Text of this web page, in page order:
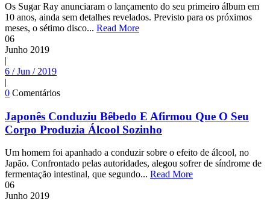
Os Sugar Ray anunciaram o lançamento do seu primeiro álbum em
10 anos, ainda sem detalhes revelados. Previsto para os próximos
meses, o sétimo disco... Read More
06
Junho 2019
|
6 / Jun / 2019
|
0 Comentários
Japonês Conduziu Bêbedo E Afirmou Que O Seu
Corpo Produzia Álcool Sozinho
Um homem foi apanhado a conduzir sobre o efeito de álcool, no
Japão. Confrontado pelas autoridades, alegou sofrer de síndrome de
fermentação intestinal, que segundo... Read More
06
Junho 2019